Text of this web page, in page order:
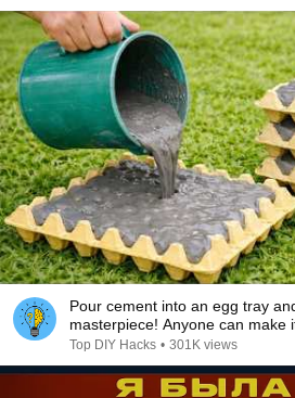
Pour cement into an egg tray
masterpiece! Anyone can make
Top DIY Hacks • 301K views